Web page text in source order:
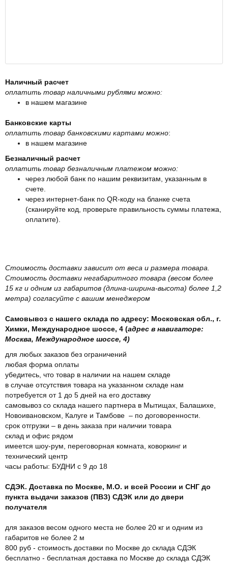
Наличный расчет
оплатить товар наличными рублями можно:
в нашем магазине
Банковские карты
оплатить товар банковскими картами можно:
в нашем магазине
Безналичный расчет
оплатить товар безналичным платежом можно:
через любой банк по нашим реквизитам, указанным в
счете.
через интернет-банк по QR-коду на бланке счета
(сканируйте код, проверьте правильность суммы платежа,
оплатите).
Стоимость доставки зависит от веса и размера товара.
Стоимость доставки негабаритного товара (весом более
15 кг и одним из габаритов (длина-ширина-высота) более 1,2
метра) согласуйте с вашим менеджером
Самовывоз с нашего склада по адресу: Московская обл., г.
Химки, Международное шоссе, 4 (адрес в навигаторе:
Москва, Международное шоссе, 4)
для любых заказов без ограничений
любая форма оплаты
убедитесь, что товар в наличии на нашем складе
в случае отсутствия товара на указанном складе нам
потребуется от 1 до 5 дней на его доставку
самовывоз со склада нашего партнера в Мытищах, Балашихе,
Новоивановском, Калуге и Тамбове – по договоренности.
срок отгрузки – в день заказа при наличии товара
склад и офис рядом
имеется шоу-рум, переговорная комната, коворкинг и
технический центр
часы работы: БУДНИ с 9 до 18
СДЭК. Доставка по Москве, М.О. и всей России и СНГ до
пункта выдачи заказов (ПВЗ) СДЭК или до двери
получателя
для заказов весом одного места не более 20 кг и одним из
габаритов не более 2 м
800 руб - стоимость доставки по Москве до склада СДЭК
бесплатно - бесплатная доставка по Москве до склада СДЭК